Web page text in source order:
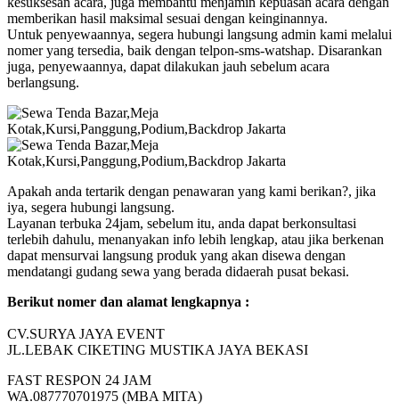
memberikan hasil maksimal sesuai dengan keinginannya.
Untuk penyewaannya, segera hubungi langsung admin kami melalui
nomer yang tersedia, baik dengan telpon-sms-watshap. Disarankan
juga, penyewaannya, dapat dilakukan jauh sebelum acara
berlangsung.
Apakah anda tertarik dengan penawaran yang kami berikan?, jika
iya, segera hubungi langsung.
Layanan terbuka 24jam, sebelum itu, anda dapat berkonsultasi
terlebih dahulu, menanyakan info lebih lengkap, atau jika berkenan
dapat mensurvai langsung produk yang akan disewa dengan
mendatangi gudang sewa yang berada didaerah pusat bekasi.
Berikut nomer dan alamat lengkapnya :
CV.SURYA JAYA EVENT
JL.LEBAK CIKETING MUSTIKA JAYA BEKASI
FAST RESPON 24 JAM
WA.087770701975 (MBA MITA)